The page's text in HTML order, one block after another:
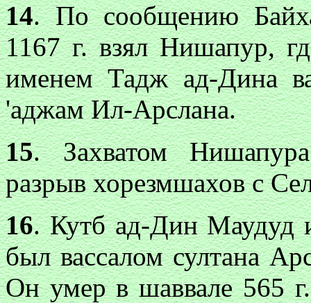
14. По сообщению
1167 г. взял Нишапур,
именем Тадж ад-Дина
'аджам Ил-Арслана.
15. Захватом Нишапура
разрыв хорезмшахов с
16. Кутб ад-Дин Маудуд
был вассалом султана
Он умер в шаввале 565